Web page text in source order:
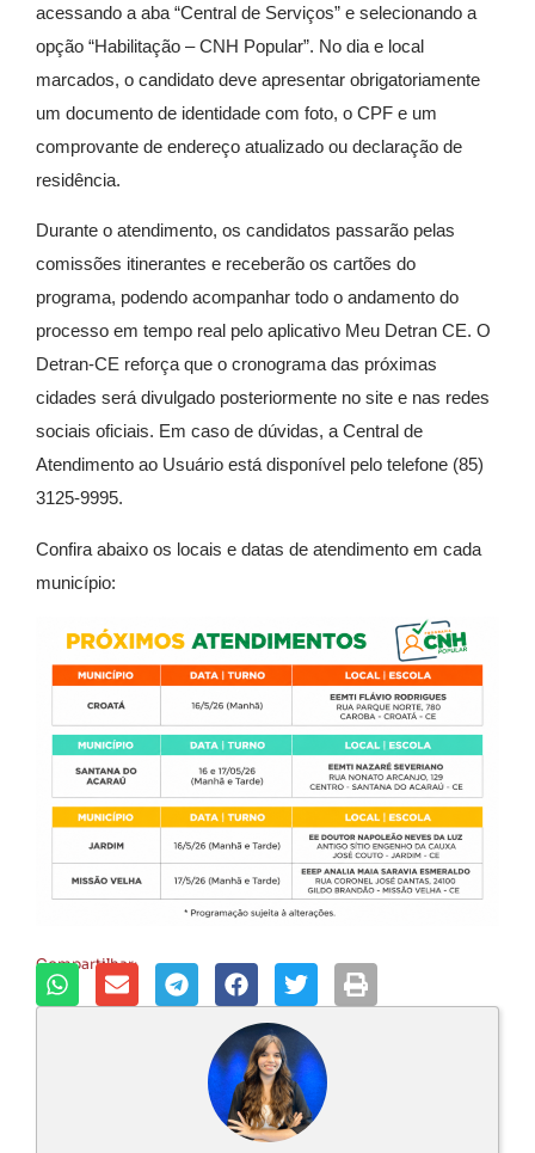
acessando a aba “Central de Serviços” e selecionando a
opção “Habilitação – CNH Popular”. No dia e local
marcados, o candidato deve apresentar obrigatoriamente
um documento de identidade com foto, o CPF e um
comprovante de endereço atualizado ou declaração de
residência.
Durante o atendimento, os candidatos passarão pelas
comissões itinerantes e receberão os cartões do
programa, podendo acompanhar todo o andamento do
processo em tempo real pelo aplicativo Meu Detran CE. O
Detran-CE reforça que o cronograma das próximas
cidades será divulgado posteriormente no site e nas redes
sociais oficiais. Em caso de dúvidas, a Central de
Atendimento ao Usuário está disponível pelo telefone (85)
3125-9995.
Confira abaixo os locais e datas de atendimento em cada
município:
Compartilhar: